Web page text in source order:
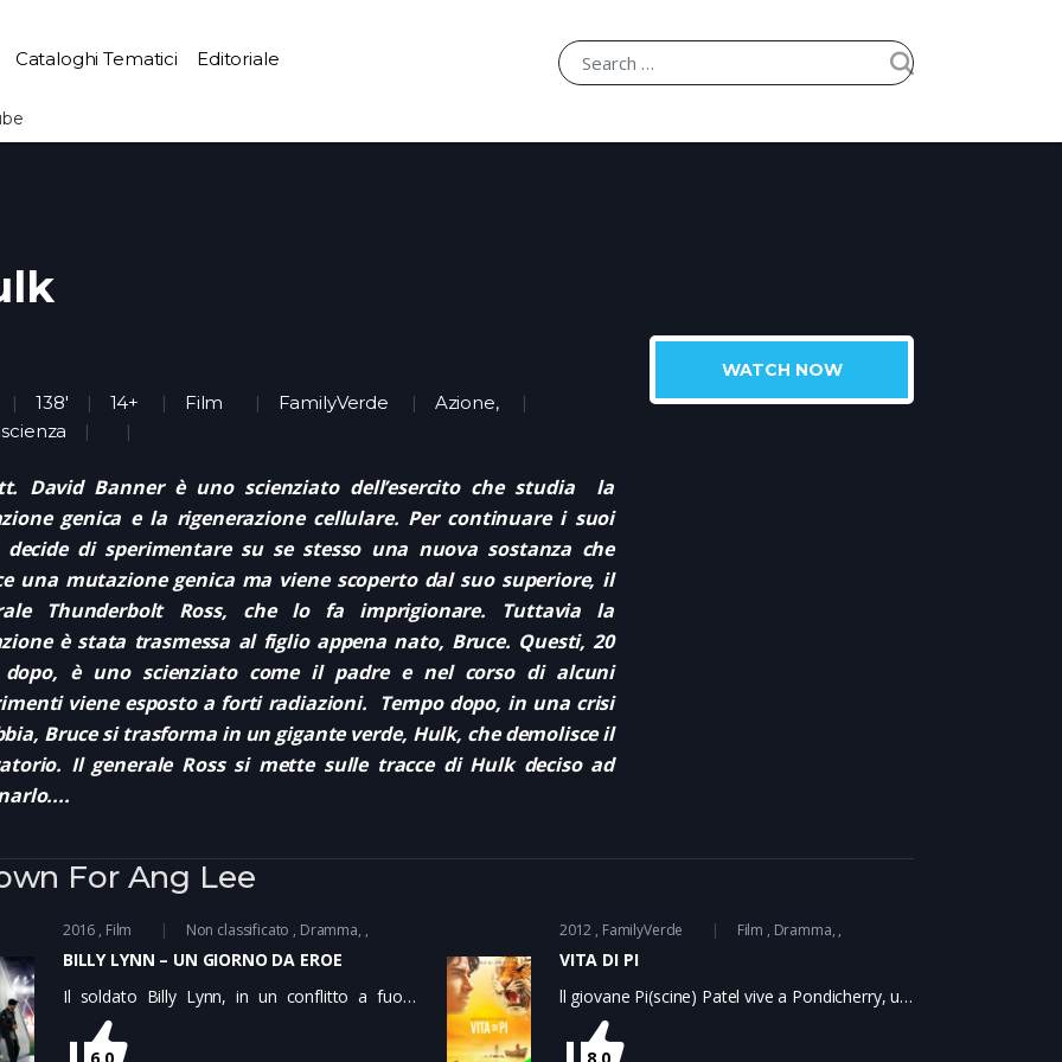
Cataloghi Tematici Editoriale
WATCH NOW
138' 14+ Film FamilyVerde Azione,
David Banner è uno scienziato dell’esercito che studia la
genica e la rigenerazione cellulare. Per continuare i suoi
di sperimentare su se stesso una nuova sostanza che
una mutazione genica ma viene scoperto dal suo superiore, il
Thunderbolt Ross, che lo fa imprigionare. Tuttavia la
è stata trasmessa al figlio appena nato, Bruce. Questi, 20
è uno scienziato come il padre e nel corso di alcuni
viene esposto a forti radiazioni. Tempo dopo, in una crisi
Bruce si trasforma in un gigante verde, Hulk, che demolisce il
Il generale Ross si mette sulle tracce di Hulk deciso ad
For Ang Lee
2016 Film Non classificato Dramma
BILLY LYNN – UN GIORNO DA EROE
Il soldato Billy Lynn, in un conflitto a fuoco
durante la seconda guerra in Irak, si prodiga
generosamente a portare in salvo il suo
6.0
2012 FamilyVerde Film Dramma
VITA DI PI
ll giovane Pi(scine) Patel vive a Pondicherry, una
città dell’ex India francese. Suo padre, una volta
che i francesi si sono ritirati, ha un’idea
8.0